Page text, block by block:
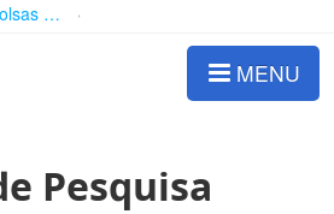
Bolsas e Auxílios Vigentes
MENU
Pesquisa